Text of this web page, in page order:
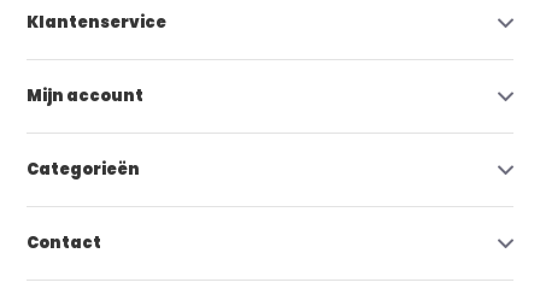
Klantenservice
Mijn account
Categorieën
Contact